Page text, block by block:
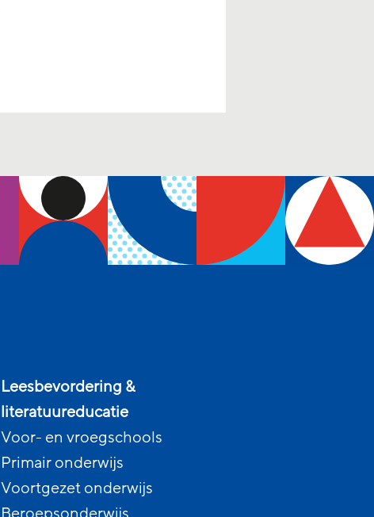
Leesbevordering &
literatuureducatie
Voor- en vroegschools
Primair onderwijs
Voortgezet onderwijs